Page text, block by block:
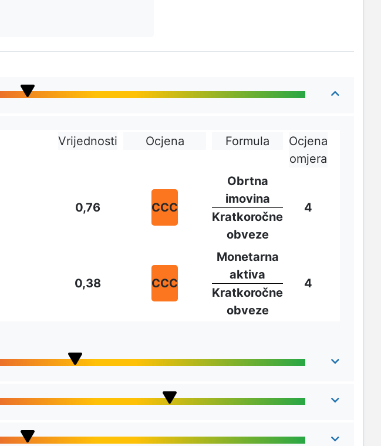
Vrijednosti Ocjena Formula
Ocjena
omjera
0,76 CCC
Obrtna
imovina
Kratkoročne
obveze
4
0,38 CCC
Monetarna
aktiva
Kratkoročne
obveze
4